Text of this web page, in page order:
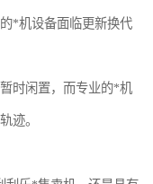
*机设备面临更新换代
时闲置，而专业的*机
迹。